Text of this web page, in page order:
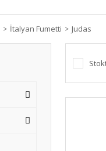
İtalyan Fumetti Judas